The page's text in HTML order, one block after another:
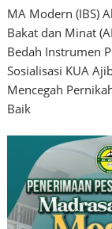
MA Modern (IBS)
Bakat dan Minat
Bedah Instrumen
Sosialisasi KUA
Mencegah
Baik